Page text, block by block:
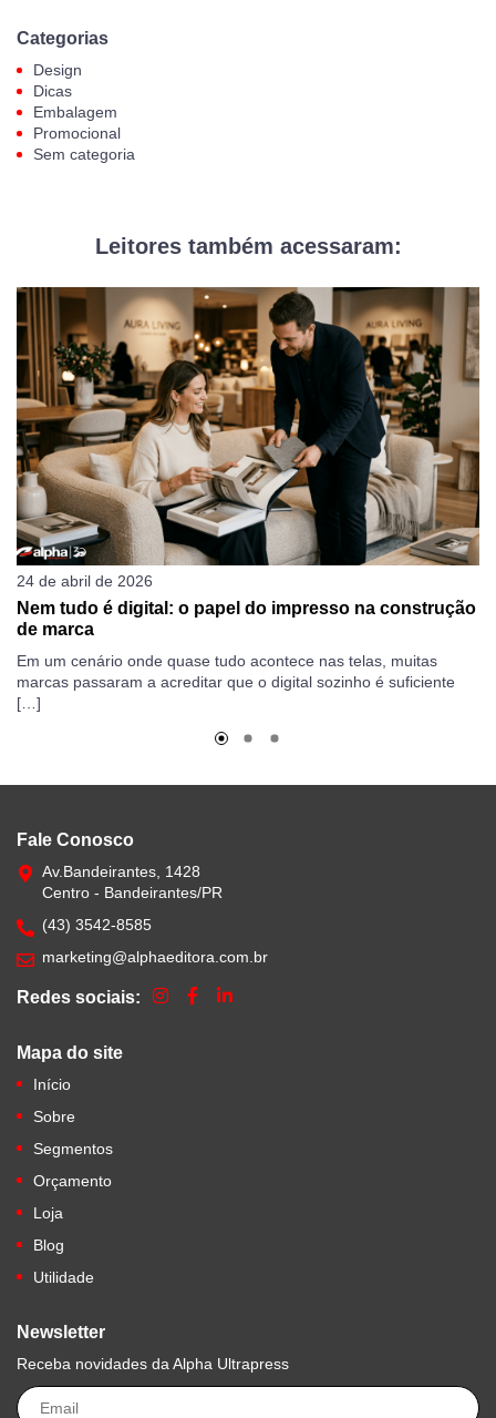
Categorias
Design
Dicas
Embalagem
Promocional
Sem categoria
Leitores também acessaram:
24 de abril de 2026
Nem tudo é digital: o papel do impresso na construção
de marca
Em um cenário onde quase tudo acontece nas telas, muitas
marcas passaram a acreditar que o digital sozinho é suficiente
[…]
Fale Conosco
Av.Bandeirantes, 1428
Centro - Bandeirantes/PR
(43) 3542-8585
marketing@alphaeditora.com.br
Redes sociais:
Mapa do site
Início
Sobre
Segmentos
Orçamento
Loja
Blog
Utilidade
Newsletter
Receba novidades da Alpha Ultrapress